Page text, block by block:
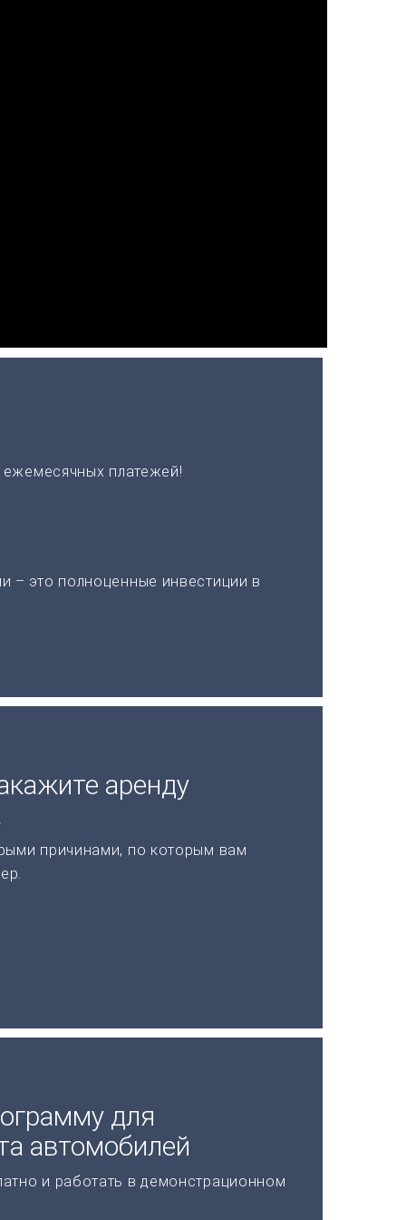
ежемесячных платежей!
– это полноценные инвестиции в
аренду
причинами, по которым вам
для
автомобилей
и работать в демонстрационном